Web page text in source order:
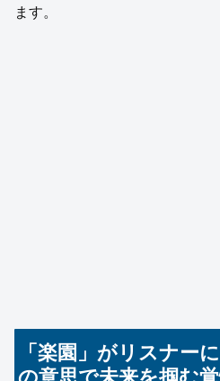
ます。
「楽園」がリスナー